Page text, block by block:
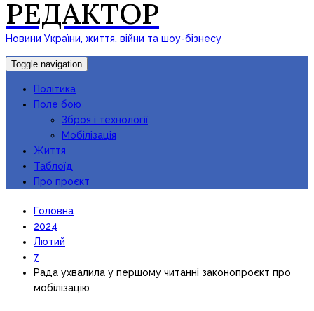
РЕДАКТОР
Новини України, життя, війни та шоу-бізнесу
Toggle navigation
Політика
Поле бою
Зброя і технології
Мобілізація
Життя
Таблоїд
Про проєкт
Головна
2024
Лютий
7
Рада ухвалила у першому читанні законопроєкт про
мобілізацію